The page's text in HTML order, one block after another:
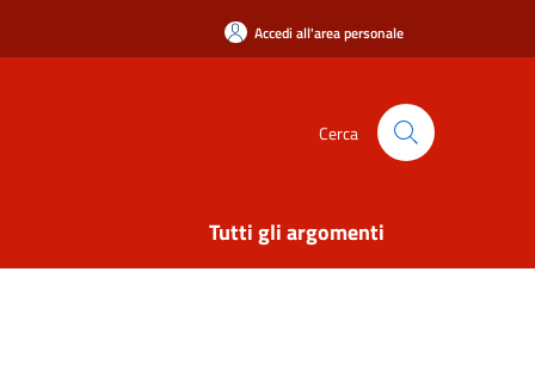
Accedi all'area personale
Cerca
Tutti gli argomenti